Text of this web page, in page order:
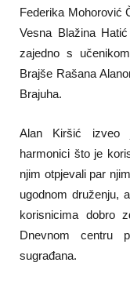
Federika Mohorović
Vesna Blažina
zajedno s
Brajše Rašana
Brajuha.
Alan Kiršić izveo
harmonici što je
njim otpjevali par
ugodnom druženju,
korisnicima dobro
Dnevnom centru
sugrađana.